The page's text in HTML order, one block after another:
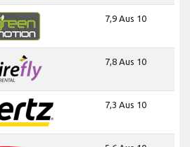
7,9 Aus 10
7,8 Aus 10
7,3 Aus 10